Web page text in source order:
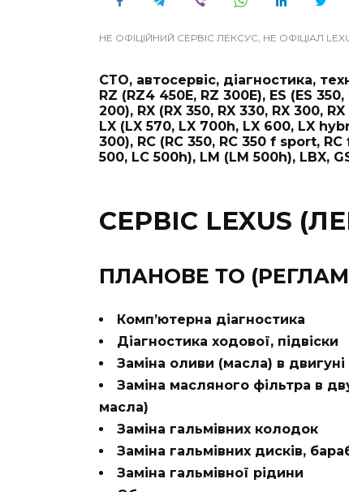
НЕ ОФІЦІЙНИЙ СЕРВІС ЛЕКСУС, НЕ ОФІЦІАЛ
СТО, автосервіс, діагностика,
RZ (RZ4 450E, RZ 300E), ES (ES
200), RX (RX 350, RX 330, RX 300,
LX (LX 570, LX 700h, LX 600, LX
300), RC (RC 350, RC 350 f sport,
500, LC 500h), LM (LM 500h), LBX,
СЕРВІС LEXUS
ПЛАНОВЕ ТО
Комп’ютерна діагностика
Діагностика ходової, підвіски
Заміна оливи (масла) в двигуні
Заміна масляного фільтра в
масла)
Заміна гальмівних колодок
Заміна гальмівних дисків,
Заміна гальмівної рідини